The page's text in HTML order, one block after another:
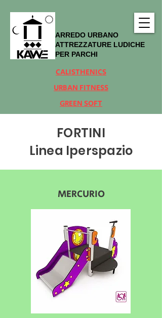
ARREDO URBANO
ATTREZZATURE LUDICHE
PER PARCHI
CALISTHENICS
URBAN FITNESS
GREEN SOFT
FORTINI
Linea Iperspazio
MERCURIO